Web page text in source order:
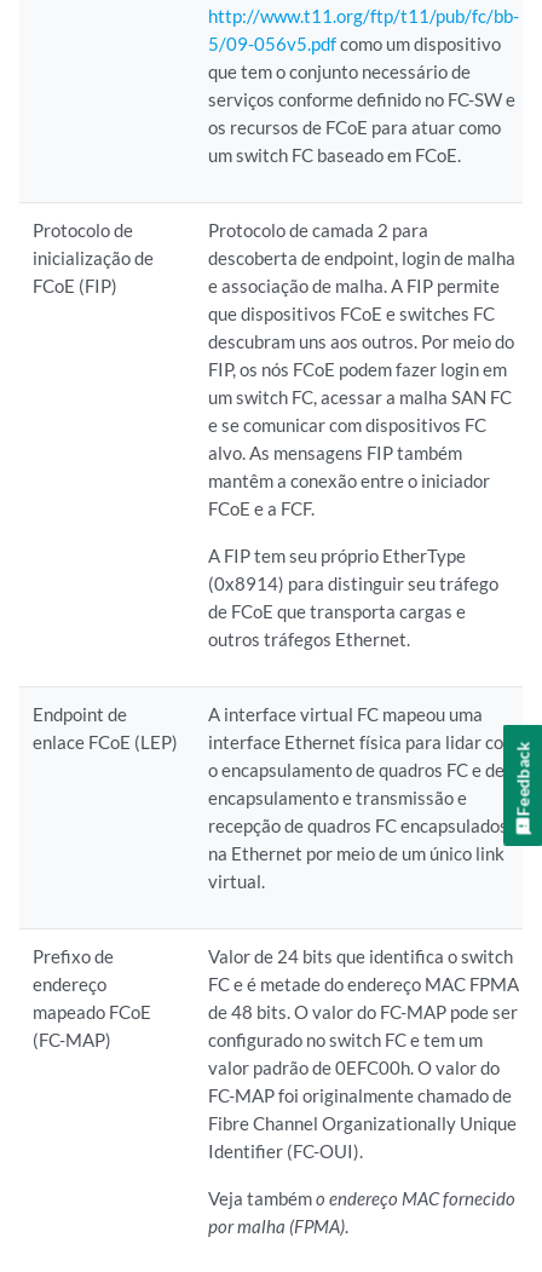
http://www.t11.org/ftp/t11/pub/fc/bb-
5/09-056v5.pdfcomo um dispositivo
que tem o conjunto necessário de
serviços conforme definido no FC-SW e
os recursos de FCoE para atuar como
um switch FC baseado em FCoE.
Protocolo de
inicialização de
FCoE (FIP)
Protocolo de camada 2 para
descoberta de endpoint, login de malha
e associação de malha. A FIP permite
que dispositivos FCoE e switches FC
descubram uns aos outros. Por meio do
FIP, os nós FCoE podem fazer login em
um switch FC, acessar a malha SAN FC
e se comunicar com dispositivos FC
alvo. As mensagens FIP também
mantêm a conexão entre o iniciador
FCoE e a FCF.
A FIP tem seu próprio EtherType
(0x8914) para distinguir seu tráfego
de FCoE que transporta cargas e
outros tráfegos Ethernet.
Endpoint de
enlace FCoE (LEP)
A interface virtual FC mapeou uma
interface Ethernet física para lidar com
o encapsulamento de quadros FC e des
encapsulamento e transmissão e
recepção de quadros FC encapsulados
na Ethernet por meio de um único link
virtual.
Prefixo de
endereço
mapeado FCoE
(FC-MAP)
Valor de 24 bits que identifica o switch
FC e é metade do endereço MAC FPMA
de 48 bits. O valor do FC-MAP pode ser
configurado no switch FC e tem um
valor padrão de 0EFC00h. O valor do
FC-MAP foi originalmente chamado de
Fibre Channel Organizationally Unique
Identifier (FC-OUI).
Veja tambémo endereço MAC fornecido
por malha (FPMA).
Feedback